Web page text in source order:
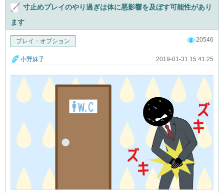
寸止めプレイのやり過ぎは体に悪影響を及ぼす可能性があり
ます
プレイ・オプション 20546
小野妹子 2019-01-31 15:41:25